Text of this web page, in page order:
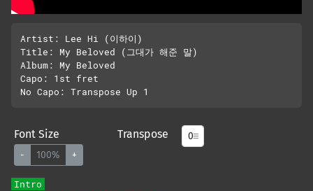
Artist: Lee Hi (이하이)
Title: My Beloved (그대가 해준 말)
Album: My Beloved
Capo: 1st fret
Font Size
- 100% +
Transpose
Intro